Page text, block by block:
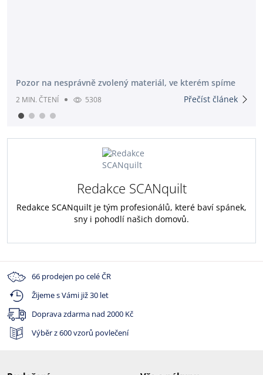
Pozor na nesprávně zvolený materiál, ve kterém spíme
2 MIN. ČTENÍ 5308 Přečíst článek
Redakce SCANquilt
Redakce SCANquilt je tým profesionálů, které baví spánek,
sny i pohodlí našich domovů.
66 prodejen po celé ČR
Žijeme s Vámi již 30 let
Doprava zdarma nad 2000 Kč
Výběr z 600 vzorů povlečení